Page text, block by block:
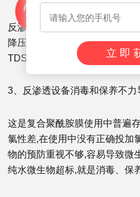
反渗透水处理设备在准备关机
降压至3bar左右用预处理好的
TDS与原水的TDS很接近为止
3、反渗透设备消毒和保养不
这是复合聚酰胺膜使用中普遍
氯性差,在使用中没有正确投加
物的预防重视不够,容易导致微
纯水微生物超标,就是消毒、保
立即